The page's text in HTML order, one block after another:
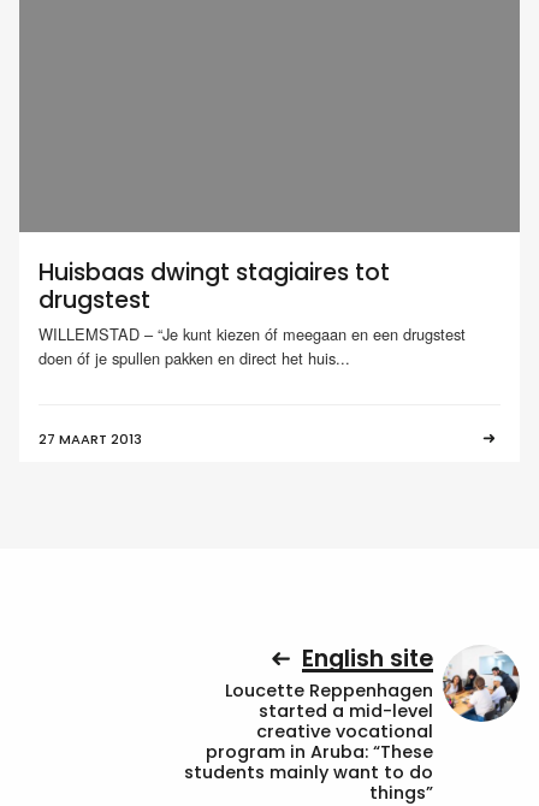
Huisbaas dwingt stagiaires tot
drugstest
WILLEMSTAD – “Je kunt kiezen óf meegaan en een drugstest
doen óf je spullen pakken en direct het huis...
27 MAART 2013
English site
Loucette Reppenhagen
started a mid-level
creative vocational
program in Aruba: “These
students mainly want to do
things”